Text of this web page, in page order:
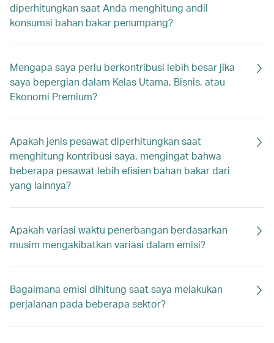
diperhitungkan saat Anda menghitung andil
konsumsi bahan bakar penumpang?
Mengapa saya perlu berkontribusi lebih besar jika
saya bepergian dalam Kelas Utama, Bisnis, atau
Ekonomi Premium?
Apakah jenis pesawat diperhitungkan saat
menghitung kontribusi saya, mengingat bahwa
beberapa pesawat lebih efisien bahan bakar dari
yang lainnya?
Apakah variasi waktu penerbangan berdasarkan
musim mengakibatkan variasi dalam emisi?
Bagaimana emisi dihitung saat saya melakukan
perjalanan pada beberapa sektor?